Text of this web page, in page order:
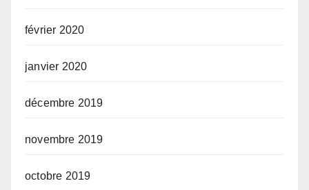
février 2020
janvier 2020
décembre 2019
novembre 2019
octobre 2019